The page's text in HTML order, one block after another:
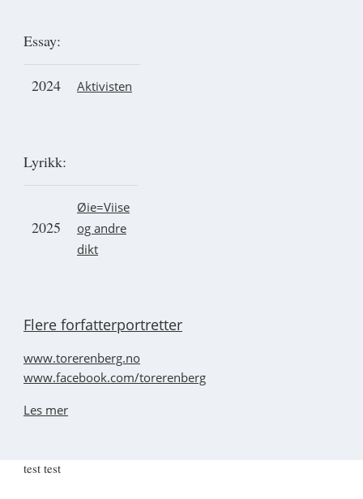
Essay:
2024 Aktivisten
Lyrikk:
2025
Øie=Viise
og andre
dikt
Flere forfatterportretter
www.torerenberg.no
www.facebook.com/torerenberg
Les mer
test test